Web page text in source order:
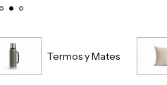
Termos y Mates